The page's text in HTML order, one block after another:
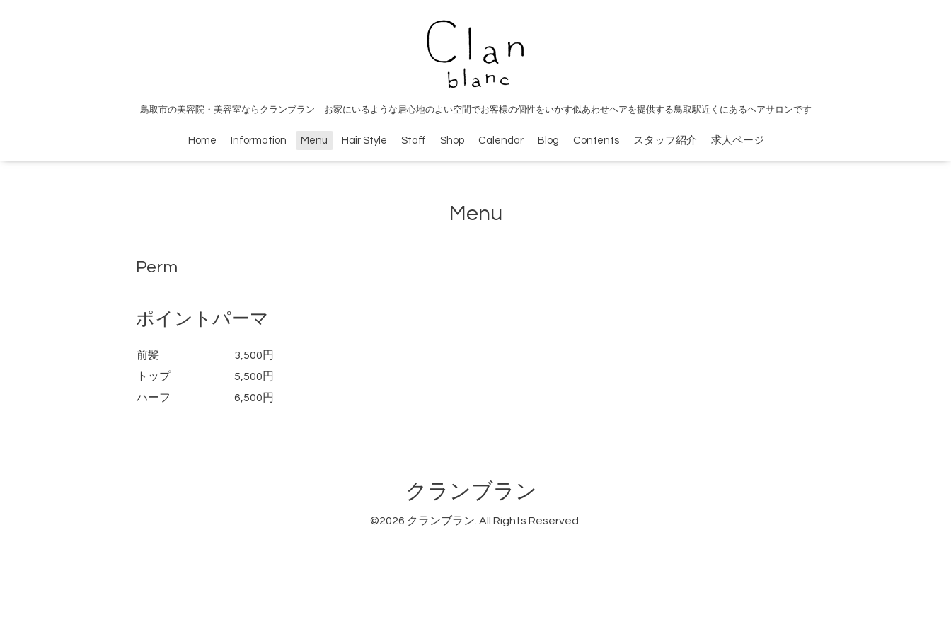
鳥取市の美容院・美容室ならクランブラン お家にいるような居心地のよい空間でお客様の個性をいかす似あわせヘアを提供する鳥取駅近くにあるヘアサロンです
Home Information Menu Hair Style Staff Shop Calendar Blog Contents スタッフ紹介 求人ページ
Menu
Perm
ポイントパーマ
前髪
3,500円
トップ
5,500円
ハーフ
6,500円
クランブラン
©2026 クランブラン . All Rights Reserved.